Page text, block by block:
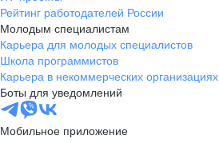
Рейтинг работодателей России
Молодым специалистам
Карьера для молодых специалистов
Школа программистов
Карьера в некоммерческих организациях
Боты для уведомлений
Мобильное приложение